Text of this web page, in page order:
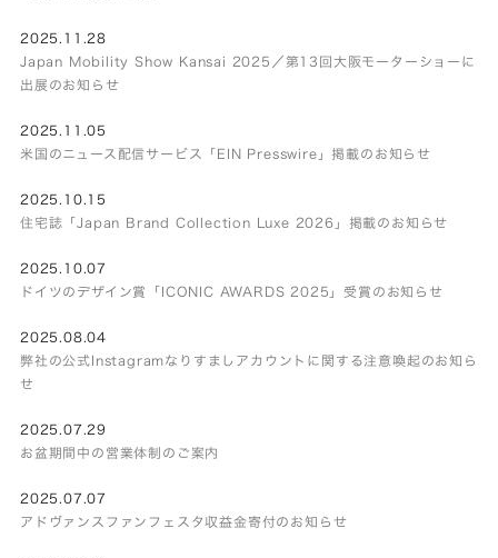
2025.11.28
Japan Mobility Show Kansai 2025／第13回大阪モーターショーに
出展のお知らせ
2025.11.05
米国のニュース配信サービス「EIN Presswire」掲載のお知らせ
2025.10.15
住宅誌「Japan Brand Collection Luxe 2026」掲載のお知らせ
2025.10.07
ドイツのデザイン賞「ICONIC AWARDS 2025」受賞のお知らせ
2025.08.04
弊社の公式Instagramなりすましアカウントに関する注意喚起のお知ら
せ
2025.07.29
お盆期間中の営業体制のご案内
2025.07.07
アドヴァンスファンフェスタ収益金寄付のお知らせ